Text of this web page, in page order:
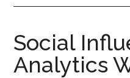
Social
Analytics